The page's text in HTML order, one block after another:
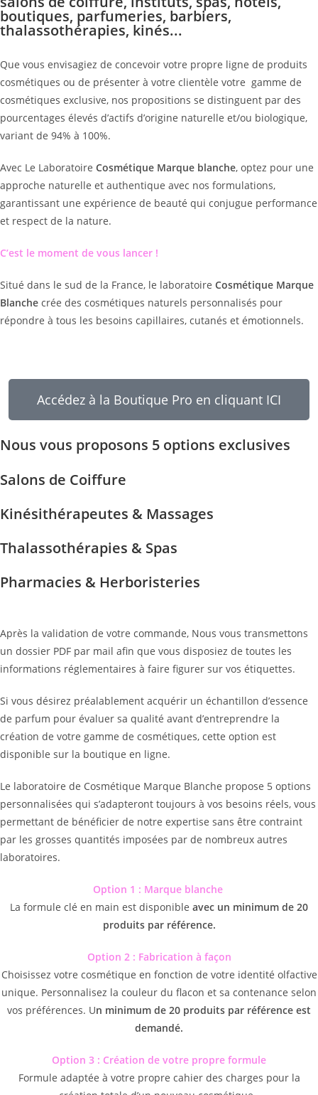
boutiques, parfumeries, barbiers,
thalassothérapies, kinés...
Que vous envisagiez de concevoir votre propre ligne de produits
cosmétiques ou de présenter à votre clientèle votre gamme de
cosmétiques exclusive, nos propositions se distinguent par des
pourcentages élevés d’actifs d’origine naturelle et/ou biologique,
variant de 94% à 100%.
Avec Le Laboratoire Cosmétique Marque blanche, optez pour une
approche naturelle et authentique avec nos formulations,
garantissant une expérience de beauté qui conjugue performance
et respect de la nature.
C’est le moment de vous lancer !
Situé dans le sud de la France, le laboratoire Cosmétique Marque
Blanche crée des cosmétiques naturels personnalisés pour
répondre à tous les besoins capillaires, cutanés et émotionnels.
Accédez à la Boutique Pro en cliquant ICI
Nous vous proposons 5 options exclusives
Salons de Coiffure
Kinésithérapeutes & Massages
Thalassothérapies & Spas
Pharmacies & Herboristeries
Après la validation de votre commande, Nous vous transmettons
un dossier PDF par mail afin que vous disposiez de toutes les
informations réglementaires à faire figurer sur vos étiquettes.
Si vous désirez préalablement acquérir un échantillon d’essence
de parfum pour évaluer sa qualité avant d’entreprendre la
création de votre gamme de cosmétiques, cette option est
disponible sur la boutique en ligne.
Le laboratoire de Cosmétique Marque Blanche propose 5 options
personnalisées qui s’adapteront toujours à vos besoins réels, vous
permettant de bénéficier de notre expertise sans être contraint
par les grosses quantités imposées par de nombreux autres
laboratoires.
Option 1 : Marque blanche
La formule clé en main est disponible avec un minimum de 20
produits par référence.
Option 2 : Fabrication à façon
Choisissez votre cosmétique en fonction de votre identité olfactive
unique. Personnalisez la couleur du flacon et sa contenance selon
vos préférences. Un minimum de 20 produits par référence est
demandé.
Option 3 : Création de votre propre formule
Formule adaptée à votre propre cahier des charges pour la